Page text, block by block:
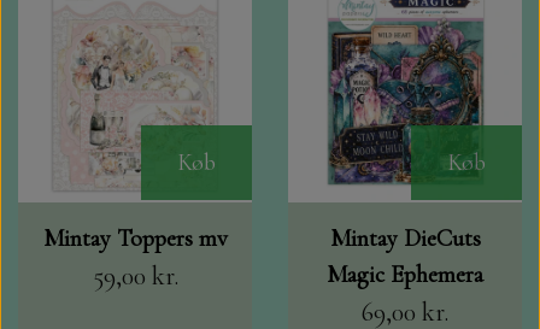
Køb
Mintay Toppers mv
59,00 kr.
Køb
Mintay DieCuts
Magic Ephemera
69,00 kr.